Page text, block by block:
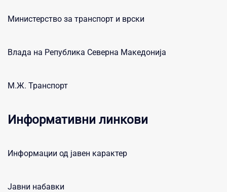
Министерство за транспорт и врски
Влада на Република Северна Македонија
М.Ж. Транспорт
Информативни линкови
Информации од јавен карактер
Јавни набавки